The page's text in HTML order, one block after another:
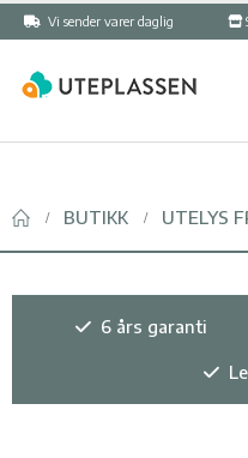
Vi sender varer daglig
BUTIKK UTELYS
6 års garanti